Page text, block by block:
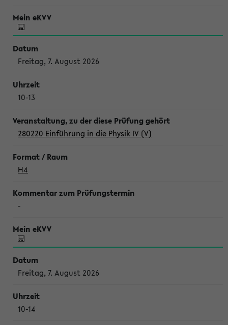
Freitag, 7. August 2026
10-13
280220 Einführung in die Physik IV (V)
H4
-
Freitag, 7. August 2026
10-14